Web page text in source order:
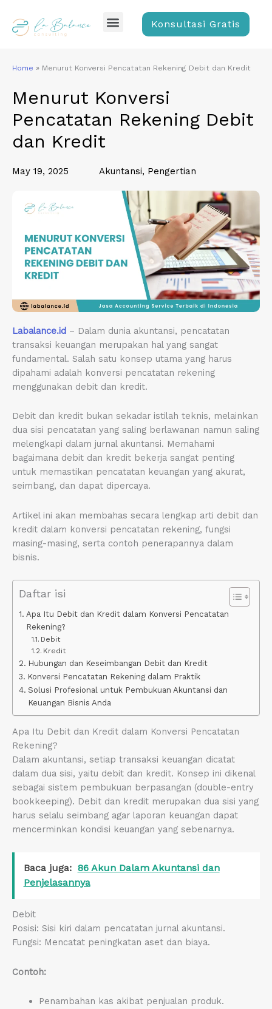
content
Menu Konsultasi Gratis
Home » Menurut Konversi Pencatatan Rekening Debit dan Kredit
Menurut Konversi
Pencatatan Rekening Debit
dan Kredit
May 19, 2025 Akuntansi, Pengertian
Labalance.id – Dalam dunia akuntansi, pencatatan
transaksi keuangan merupakan hal yang sangat
fundamental. Salah satu konsep utama yang harus
dipahami adalah konversi pencatatan rekening
menggunakan debit dan kredit.
Debit dan kredit bukan sekadar istilah teknis, melainkan
dua sisi pencatatan yang saling berlawanan namun saling
melengkapi dalam jurnal akuntansi. Memahami
bagaimana debit dan kredit bekerja sangat penting
untuk memastikan pencatatan keuangan yang akurat,
seimbang, dan dapat dipercaya.
Artikel ini akan membahas secara lengkap arti debit dan
kredit dalam konversi pencatatan rekening, fungsi
masing-masing, serta contoh penerapannya dalam
bisnis.
Daftar isi
Apa Itu Debit dan Kredit dalam Konversi Pencatatan
Rekening?
Debit
Kredit
Hubungan dan Keseimbangan Debit dan Kredit
Konversi Pencatatan Rekening dalam Praktik
Solusi Profesional untuk Pembukuan Akuntansi dan
Keuangan Bisnis Anda
Apa Itu Debit dan Kredit dalam Konversi Pencatatan
Rekening?
Dalam akuntansi, setiap transaksi keuangan dicatat
dalam dua sisi, yaitu debit dan kredit. Konsep ini dikenal
sebagai sistem pembukuan berpasangan (double-entry
bookkeeping). Debit dan kredit merupakan dua sisi yang
harus selalu seimbang agar laporan keuangan dapat
mencerminkan kondisi keuangan yang sebenarnya.
Baca juga: 86 Akun Dalam Akuntansi dan
Penjelasannya
Debit
Posisi: Sisi kiri dalam pencatatan jurnal akuntansi.
Fungsi: Mencatat peningkatan aset dan biaya.
Contoh:
Penambahan kas akibat penjualan produk.